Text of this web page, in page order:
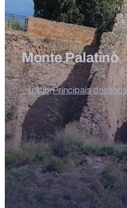
Monte Palatino
Início/Principais destinos